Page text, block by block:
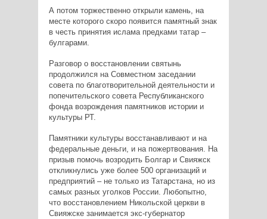
А потом торжественно открыли камень, на
месте которого скоро появится памятный знак
в честь принятия ислама предками татар –
булгарами.
Разговор о восстановлении святынь
продолжился на Совместном заседании
совета по благотворительной деятельности и
попечительского совета Республиканского
фонда возрождения памятников истории и
культуры РТ.
Памятники культуры восстанавливают и на
федеральные деньги, и на пожертвования. На
призыв помочь возродить Болгар и Свияжск
откликнулись уже более 500 организаций и
предприятий – не только из Татарстана, но из
самых разных уголков России. Любопытно,
что восстановлением Никольской церкви в
Свияжске занимается экс-губернатор